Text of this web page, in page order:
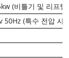
(비틀기 및 리프
50Hz (특수 전압 사